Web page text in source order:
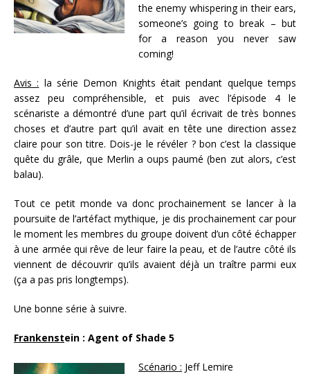
the enemy whispering in their ears,
someone’s going to break – but
for a reason you never saw
coming!
Avis : la série Demon Knights était pendant quelque temps
assez peu compréhensible, et puis avec l’épisode 4 le
scénariste a démontré d’une part qu’il écrivait de très bonnes
choses et d’autre part qu’il avait en tête une direction assez
claire pour son titre. Dois-je le révéler ? bon c’est la classique
quête du grâle, que Merlin a oups paumé (ben zut alors, c’est
balau).
Tout ce petit monde va donc prochainement se lancer à la
poursuite de l’artéfact mythique, je dis prochainement car pour
le moment les membres du groupe doivent d’un côté échapper
à une armée qui rêve de leur faire la peau, et de l’autre côté ils
viennent de découvrir qu’ils avaient déjà un traître parmi eux
(ça a pas pris longtemps).
Une bonne série à suivre.
Frankenstein : Agent of Shade 5
Scénario : Jeff Lemire